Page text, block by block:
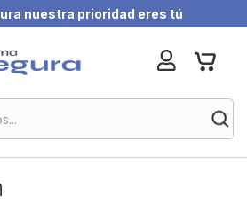
nuestra prioridad eres tú
My